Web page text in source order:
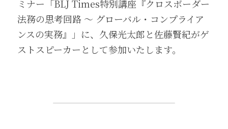
ミナー「BLJ Times特別講座『クロスボーダー
法務の思考回路 ～ グローバル・コンプライア
ンスの実務』」に、久保光太郎と佐藤賢紀がゲ
ストスピーカーとして参加いたします。